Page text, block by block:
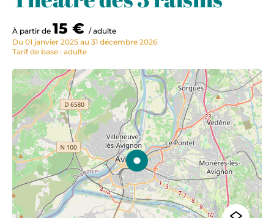
À partir de 15 € / adulte
Du 01 janvier 2025 au 31 décembre 2026
Tarif de base : adulte